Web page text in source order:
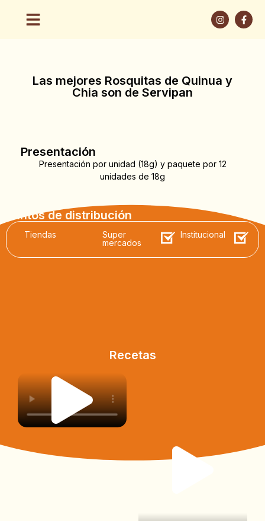
Las mejores Rosquitas de Quinua y
Chia son de Servipan
Presentación
Presentación por unidad (18g) y paquete por 12
unidades de 18g
Puntos de distribución
Tiendas
Super
mercados
Institucional
Recetas